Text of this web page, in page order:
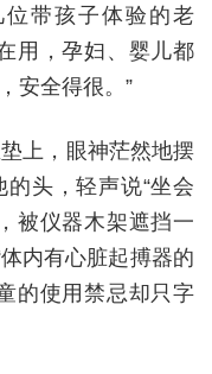
带孩子体验的老
用，孕妇、婴儿都
安全得很。”
上，眼神茫然地摆
头，轻声说“坐会
被仪器木架遮挡一
内有心脏起搏器的
的使用禁忌却只字